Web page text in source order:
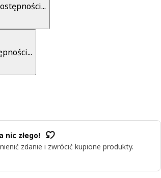
nic złego!
zdanie i zwrócić kupione produkty.